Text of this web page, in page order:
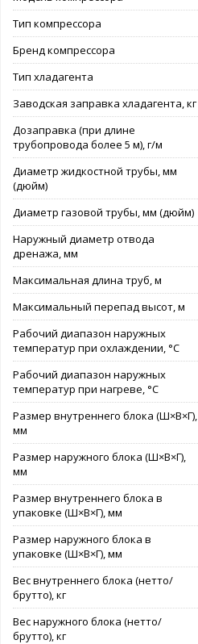
Тип компрессора
Бренд компрессора
Тип хладагента
Заводская заправка хладагента, кг
Дозаправка (при длине
трубопровода более 5 м), г/м
Диаметр жидкостной трубы, мм
(дюйм)
Диаметр газовой трубы, мм (дюйм)
Наружный диаметр отвода
дренажа, мм
Максимальная длина труб, м
Максимальный перепад высот, м
Рабочий диапазон наружных
температур при охлаждении, °C
Рабочий диапазон наружных
температур при нагреве, °C
Размер внутреннего блока (Ш×В×Г),
мм
Размер наружного блока (Ш×В×Г),
мм
Размер внутреннего блока в
упаковке (Ш×В×Г), мм
Размер наружного блока в
упаковке (Ш×В×Г), мм
Вес внутреннего блока (нетто/
брутто), кг
Вес наружного блока (нетто/
брутто), кг